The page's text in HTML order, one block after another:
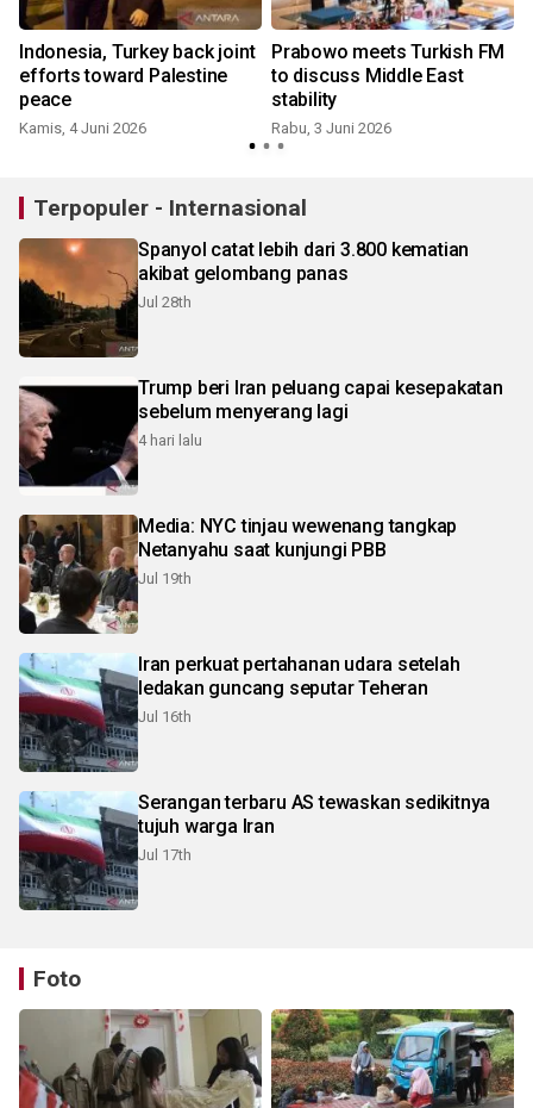
Indonesia, Turkey back joint
efforts toward Palestine
peace
Kamis, 4 Juni 2026
Prabowo meets Turkish FM
to discuss Middle East
stability
Rabu, 3 Juni 2026
Terpopuler - Internasional
Spanyol catat lebih dari 3.800 kematian
akibat gelombang panas
Jul 28th
Trump beri Iran peluang capai kesepakatan
sebelum menyerang lagi
4 hari lalu
Media: NYC tinjau wewenang tangkap
Netanyahu saat kunjungi PBB
Jul 19th
Iran perkuat pertahanan udara setelah
ledakan guncang seputar Teheran
Jul 16th
Serangan terbaru AS tewaskan sedikitnya
tujuh warga Iran
Jul 17th
Foto